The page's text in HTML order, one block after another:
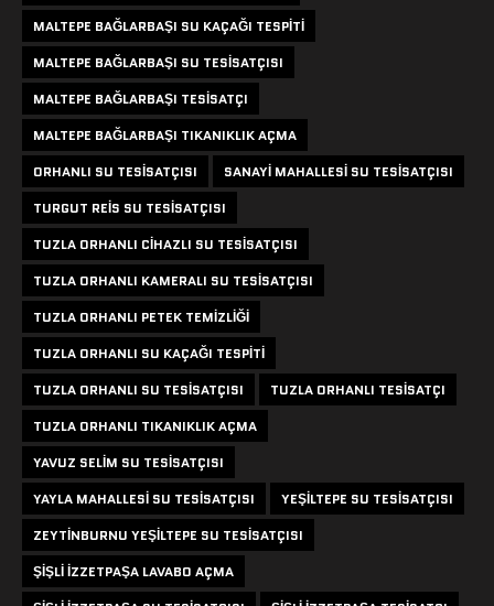
MALTEPE BAĞLARBAŞI SU KAÇAĞI TESPITI
MALTEPE BAĞLARBAŞI SU TESISATÇISI
MALTEPE BAĞLARBAŞI TESISATÇI
MALTEPE BAĞLARBAŞI TIKANIKLIK AÇMA
ORHANLI SU TESISATÇISI
SANAYI MAHALLESI SU TESISATÇISI
TURGUT REIS SU TESISATÇISI
TUZLA ORHANLI CIHAZLI SU TESISATÇISI
TUZLA ORHANLI KAMERALI SU TESISATÇISI
TUZLA ORHANLI PETEK TEMIZLIĞI
TUZLA ORHANLI SU KAÇAĞI TESPITI
TUZLA ORHANLI SU TESISATÇISI
TUZLA ORHANLI TESISATÇI
TUZLA ORHANLI TIKANIKLIK AÇMA
YAVUZ SELIM SU TESISATÇISI
YAYLA MAHALLESI SU TESISATÇISI
YEŞILTEPE SU TESISATÇISI
ZEYTINBURNU YEŞILTEPE SU TESISATÇISI
ŞIŞLI IZZETPAŞA LAVABO AÇMA